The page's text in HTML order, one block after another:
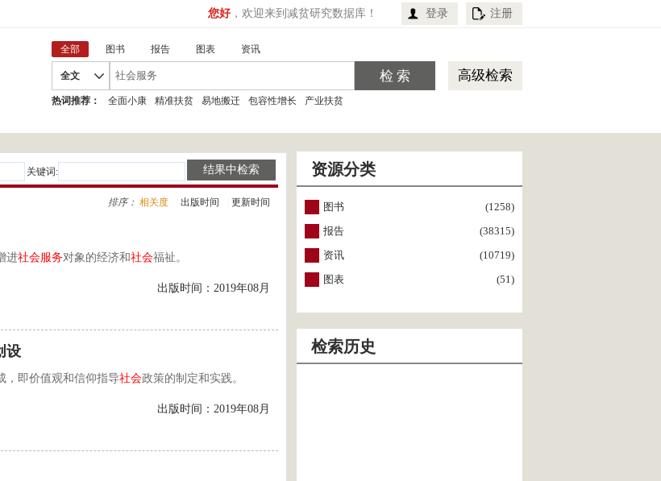
登录 注册
您好 ，欢迎来到减贫研究数据库！
全部 图书 报告 图表 资讯
全文 高级检索
热词推荐： 全面小康 精准扶贫 易地搬迁 包容性增长 产业扶贫
关键词:
排序： 相关度 出版时间 更新时间
进社会服务对象的经济和社会福祉。
出版时间：2019年08月
设
，即价值观和信仰指导社会政策的制定和实践。
出版时间：2019年08月
资源分类
图书
(1258)
报告
(38315)
资讯
(10719)
图表
(51)
检索历史